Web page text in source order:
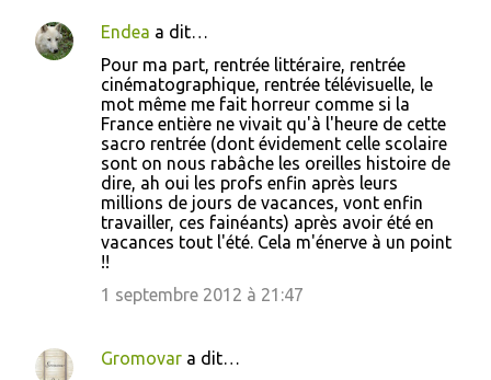
Endea a dit…
Pour ma part, rentrée littéraire, rentrée
cinématographique, rentrée télévisuelle, le
mot même me fait horreur comme si la
France entière ne vivait qu'à l'heure de cette
sacro rentrée (dont évidement celle scolaire
sont on nous rabâche les oreilles histoire de
dire, ah oui les profs enfin après leurs
millions de jours de vacances, vont enfin
travailler, ces fainéants) après avoir été en
vacances tout l'été. Cela m'énerve à un point
!!
1 septembre 2012 à 21:47
Gromovar a dit…